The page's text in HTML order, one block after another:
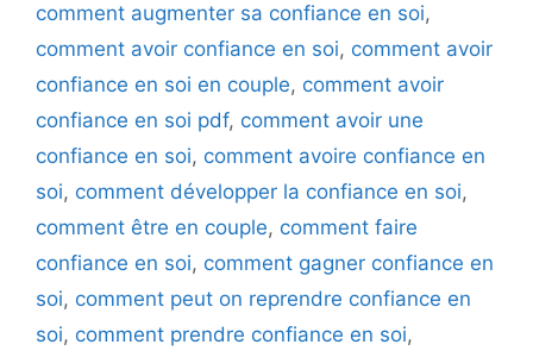
comment augmenter sa confiance en soi,
comment avoir confiance en soi, comment avoir
confiance en soi en couple, comment avoir
confiance en soi pdf, comment avoir une
confiance en soi, comment avoire confiance en
soi, comment développer la confiance en soi,
comment être en couple, comment faire
confiance en soi, comment gagner confiance en
soi, comment peut on reprendre confiance en
soi, comment prendre confiance en soi,